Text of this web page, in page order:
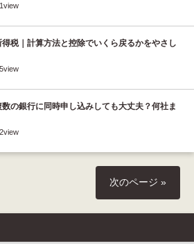
税｜計算方法と控除でいくら戻るかをやさし
の銀行に同時申し込みしても大丈夫？何社ま
次のページ »